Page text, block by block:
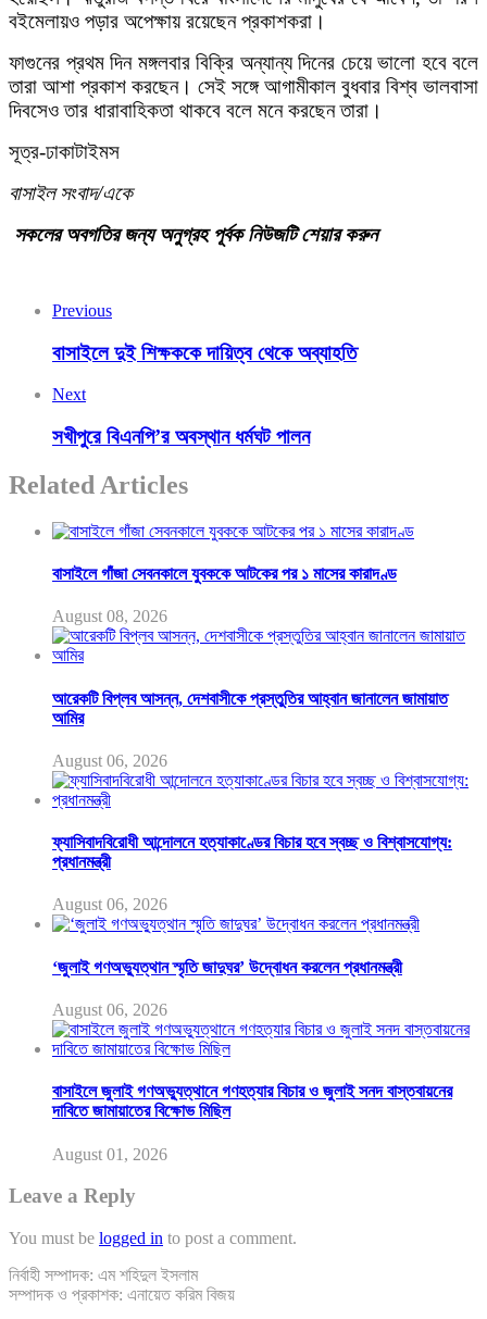
বইমেলায়ও পড়ার অপেক্ষায় রয়েছেন প্রকাশকরা।
ফাগুনের প্রথম দিন মঙ্গলবার বিক্রি অন্যান্য দিনের চেয়ে ভালো হবে বলে
তারা আশা প্রকাশ করছেন। সেই সঙ্গে আগামীকাল বুধবার বিশ্ব ভালবাসা
দিবসেও তার ধারাবাহিকতা থাকবে বলে মনে করছেন তারা।
সূত্র-ঢাকাটাইমস
বাসাইল সংবাদ/একে
সকলের অবগতির জন্য অনুগ্রহ পূর্বক নিউজটি শেয়ার করুন
Previous
বাসাইলে দুই শিক্ষককে দায়িত্ব থেকে অব্যাহতি
Next
সখীপুরে বিএনপি’র অবস্থান ধর্মঘট পালন
Related Articles
বাসাইলে গাঁজা সেবনকালে যুবককে আটকের পর ১ মাসের কারাদণ্ড
August 08, 2026
আরেকটি বিপ্লব আসন্ন, দেশবাসীকে প্রস্তুতির আহ্বান জানালেন জামায়াত
আমির
August 06, 2026
ফ্যাসিবাদবিরোধী আন্দোলনে হত্যাকাণ্ডের বিচার হবে স্বচ্ছ ও বিশ্বাসযোগ্য:
প্রধানমন্ত্রী
August 06, 2026
‘জুলাই গণঅভ্যুত্থান স্মৃতি জাদুঘর’ উদ্বোধন করলেন প্রধানমন্ত্রী
August 06, 2026
বাসাইলে জুলাই গণঅভ্যুত্থানে গণহত্যার বিচার ও জুলাই সনদ বাস্তবায়নের
দাবিতে জামায়াতের বিক্ষোভ মিছিল
August 01, 2026
Leave a Reply
You must be logged in to post a comment.
নির্বাহী সম্পাদক: এম শহিদুল ইসলাম
সম্পাদক ও প্রকাশক: এনায়েত করিম বিজয়